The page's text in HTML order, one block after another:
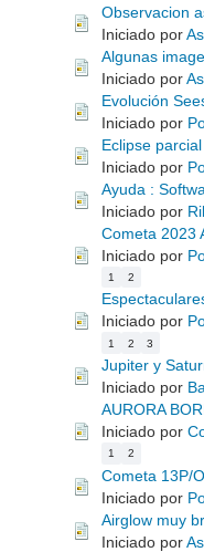
Observacion
Iniciado por
Algunas
Iniciado por
Evolución
Iniciado por
Eclipse
Iniciado por
Ayuda :
Iniciado por
Cometa 2023
Iniciado por
1 2
Iniciado por
1 2 3
Jupiter y
Iniciado por
AURORA
Iniciado por
1 2
Cometa 13P/
Iniciado por
Airglow muy
Iniciado por